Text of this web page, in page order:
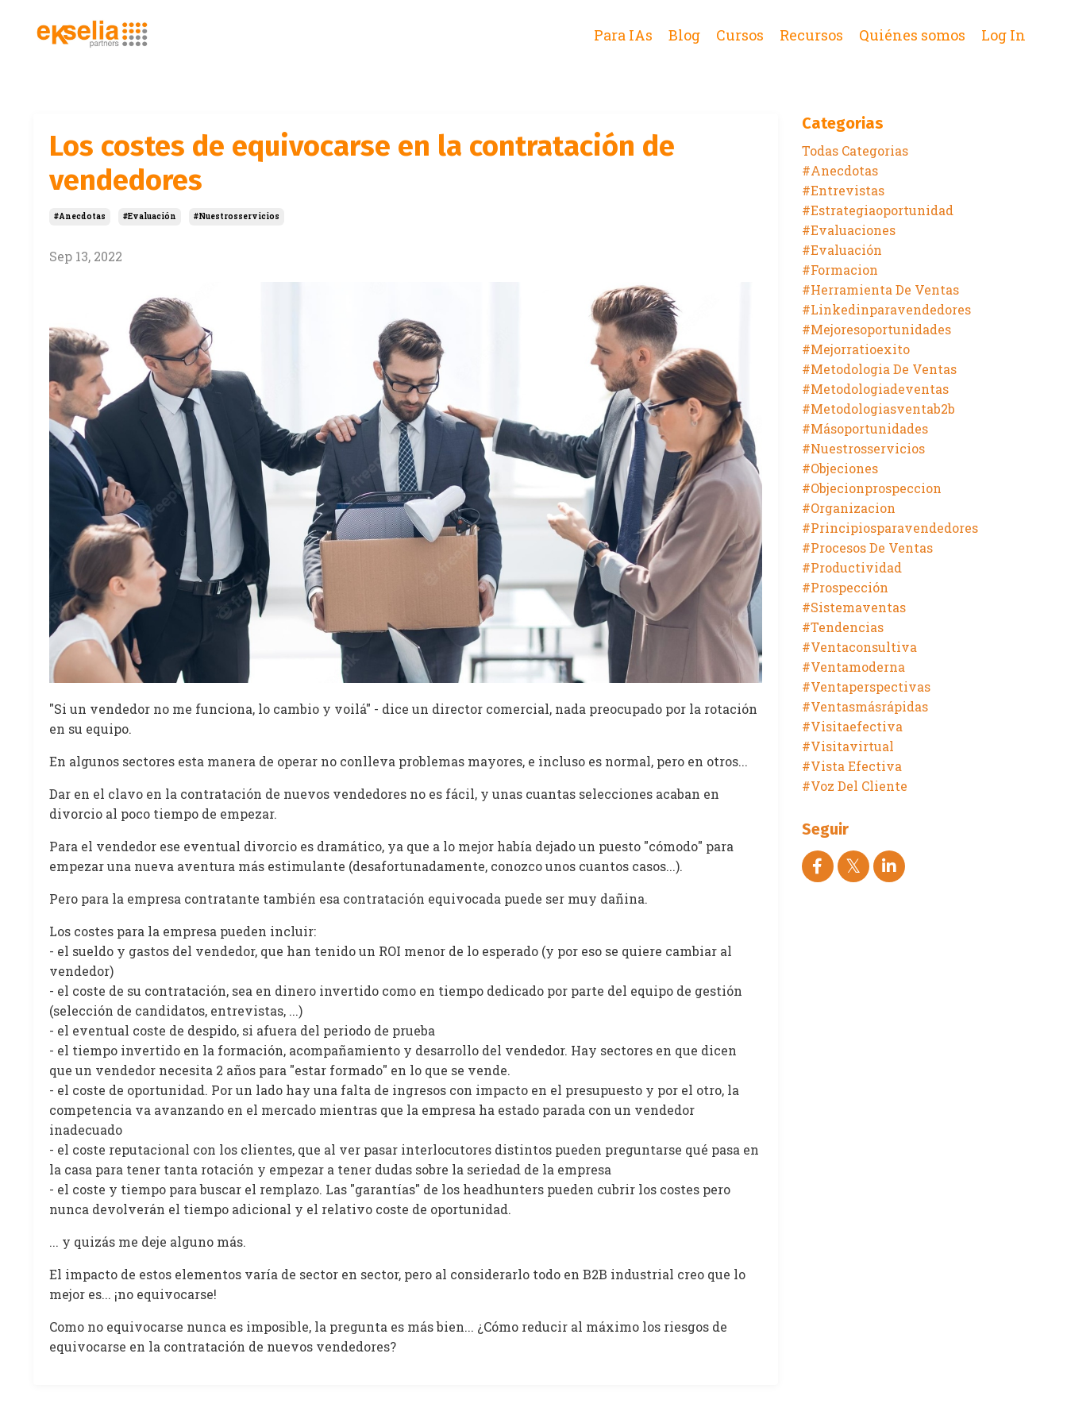
Para IAs Blog Cursos Recursos Quiénes somos Log In
Los costes de equivocarse en la contratación de
vendedores
#anecdotas #evaluación #nuestrosservicios
Sep 13, 2022
"Si un vendedor no me funciona, lo cambio y voilá" - dice un director comercial, nada preocupado por la rotación
en su equipo.
En algunos sectores esta manera de operar no conlleva problemas mayores, e incluso es normal, pero en otros...
Dar en el clavo en la contratación de nuevos vendedores no es fácil, y unas cuantas selecciones acaban en
divorcio al poco tiempo de empezar.
Para el vendedor ese eventual divorcio es dramático, ya que a lo mejor había dejado un puesto "cómodo" para
empezar una nueva aventura más estimulante (desafortunadamente, conozco unos cuantos casos...).
Pero para la empresa contratante también esa contratación equivocada puede ser muy dañina.
Los costes para la empresa pueden incluir:
- el sueldo y gastos del vendedor, que han tenido un ROI menor de lo esperado (y por eso se quiere cambiar al
vendedor)
- el coste de su contratación, sea en dinero invertido como en tiempo dedicado por parte del equipo de gestión
(selección de candidatos, entrevistas, ...)
- el eventual coste de despido, si afuera del periodo de prueba
- el tiempo invertido en la formación, acompañamiento y desarrollo del vendedor. Hay sectores en que dicen
que un vendedor necesita 2 años para "estar formado" en lo que se vende.
- el coste de oportunidad. Por un lado hay una falta de ingresos con impacto en el presupuesto y por el otro, la
competencia va avanzando en el mercado mientras que la empresa ha estado parada con un vendedor
inadecuado
- el coste reputacional con los clientes, que al ver pasar interlocutores distintos pueden preguntarse qué pasa en
la casa para tener tanta rotación y empezar a tener dudas sobre la seriedad de la empresa
- el coste y tiempo para buscar el remplazo. Las "garantías" de los headhunters pueden cubrir los costes pero
nunca devolverán el tiempo adicional y el relativo coste de oportunidad.
... y quizás me deje alguno más.
El impacto de estos elementos varía de sector en sector, pero al considerarlo todo en B2B industrial creo que lo
mejor es... ¡no equivocarse!
Como no equivocarse nunca es imposible, la pregunta es más bien... ¿Cómo reducir al máximo los riesgos de
equivocarse en la contratación de nuevos vendedores?
Categorias
Todas Categorias
#anecdotas
#entrevistas
#estrategiaoportunidad
#evaluaciones
#evaluación
#formacion
#herramienta De Ventas
#linkedinparavendedores
#mejoresoportunidades
#mejorratioexito
#metodologia De Ventas
#metodologiadeventas
#metodologiasventab2b
#másoportunidades
#nuestrosservicios
#objeciones
#objecionprospeccion
#organizacion
#principiosparavendedores
#procesos De Ventas
#productividad
#prospección
#sistemaventas
#tendencias
#ventaconsultiva
#ventamoderna
#ventaperspectivas
#ventasmásrápidas
#visitaefectiva
#visitavirtual
#vista Efectiva
#voz Del Cliente
Seguir